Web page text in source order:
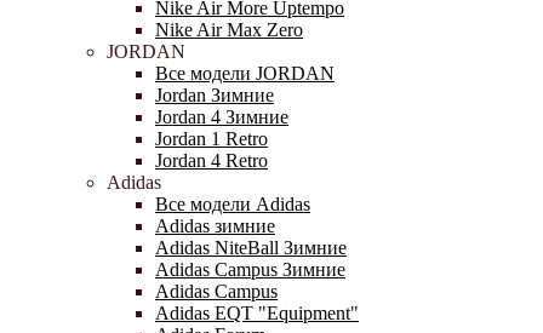
Nike Air More Uptempo
Nike Air Max Zero
JORDAN
Все модели JORDAN
Jordan Зимние
Jordan 4 Зимние
Jordan 1 Retro
Jordan 4 Retro
Adidas
Все модели Adidas
Adidas зимние
Adidas NiteBall Зимние
Adidas Campus Зимние
Adidas Campus
Adidas EQT "Equipment"